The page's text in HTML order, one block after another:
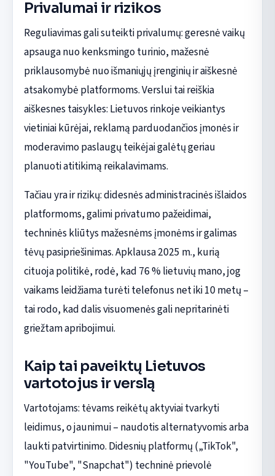
Privalumai ir rizikos
Reguliavimas gali suteikti privalumų: geresnė vaikų
apsauga nuo kenksmingo turinio, mažesnė
priklausomybė nuo išmaniųjų įrenginių ir aiškesnė
atsakomybė platformoms. Verslui tai reiškia
aiškesnes taisykles: Lietuvos rinkoje veikiantys
vietiniai kūrėjai, reklamą parduodančios įmonės ir
moderavimo paslaugų teikėjai galėtų geriau
planuoti atitikimą reikalavimams.
Tačiau yra ir rizikų: didesnės administracinės išlaidos
platformoms, galimi privatumo pažeidimai,
techninės kliūtys mažesnėms įmonėms ir galimas
tėvų pasipriešinimas. Apklausa 2025 m., kurią
cituoja politikė, rodė, kad 76 % lietuvių mano, jog
vaikams leidžiama turėti telefonus net iki 10 metų –
tai rodo, kad dalis visuomenės gali nepritarinėti
griežtam apribojimui.
Kaip tai paveiktų Lietuvos
vartotojus ir verslą
Vartotojams: tėvams reikėtų aktyviai tvarkyti
leidimus, o jaunimui – naudotis alternatyvomis arba
laukti patvirtinimo. Didesnių platformų („TikTok",
"YouTube", "Snapchat") techninė prievolė